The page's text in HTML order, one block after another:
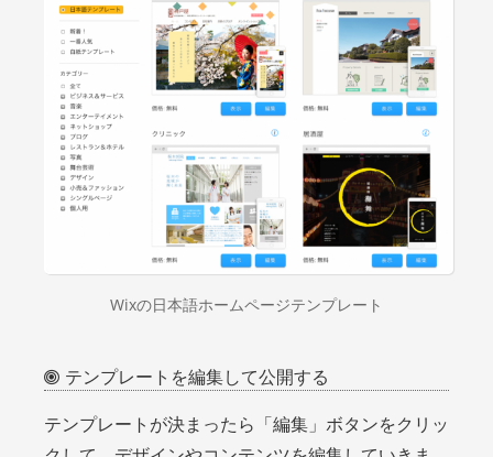
Wixの日本語ホームページテンプレート
テンプレートを編集して公開する
テンプレートが決まったら「編集」ボタンをクリッ